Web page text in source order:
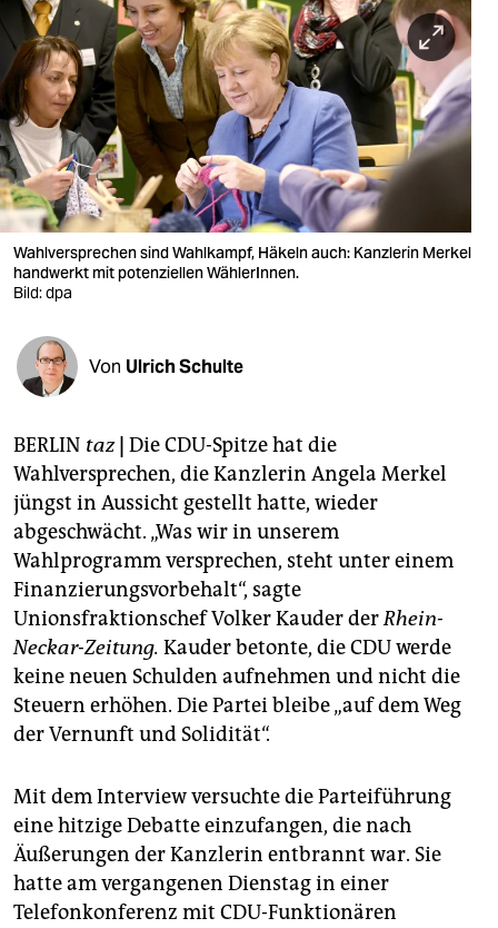
berlin
nord
wahrheit
verlag
verlag
veranstaltungen
shop
fragen & hilfe
unterstützen
genossenschaft
epaper login
Wahlversprechen sind Wahlkampf, Häkeln auch: Kanzlerin Merkel
handwerkt mit potenziellen WählerInnen.
Bild: dpa
Von Ulrich Schulte
BERLIN taz Die CDU-Spitze hat die
Wahlversprechen, die Kanzlerin Angela Merkel
jüngst in Aussicht gestellt hatte, wieder
abgeschwächt. „Was wir in unserem
Wahlprogramm versprechen, steht unter einem
Finanzierungsvorbehalt“, sagte
Unionsfraktionschef Volker Kauder derRhein-
Neckar-Zeitung. Kauder betonte, die CDU werde
keine neuen Schulden aufnehmen und nicht die
Steuern erhöhen. Die Partei bleibe „auf dem Weg
der Vernunft und Solidität“.
Mit dem Interview versuchte die Parteiführung
eine hitzige Debatte einzufangen, die nach
Äußerungen der Kanzlerin entbrannt war. Sie
hatte am vergangenen Dienstag in einer
Telefonkonferenz mit CDU-Funktionären